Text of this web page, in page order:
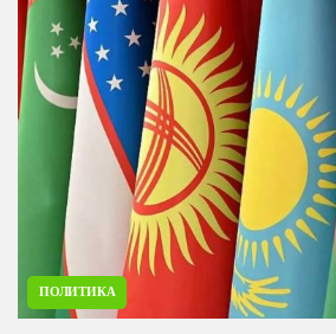
ПОЛИТИКА